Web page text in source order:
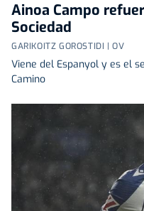
Ainoa Campo
Sociedad
GARIKOITZ GOROSTIDI | OV
Viene del Espanyol y es el
Camino